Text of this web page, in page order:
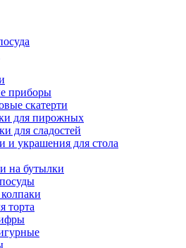
приборы
скатерти
для пирожных
для сладостей
и украшения для стола
на бутылки
торта